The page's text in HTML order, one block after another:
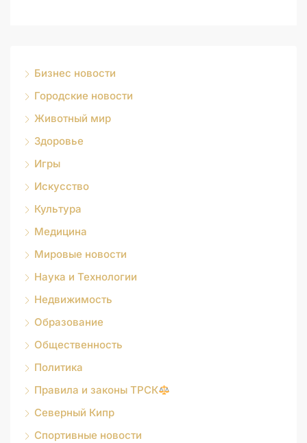
Бизнес новости
Городские новости
Животный мир
Здоровье
Игры
Искусство
Культура
Медицина
Мировые новости
Наука и Технологии
Недвижимость
Образование
Общественность
Политика
Правила и законы ТРСК
Северный Кипр
Спортивные новости